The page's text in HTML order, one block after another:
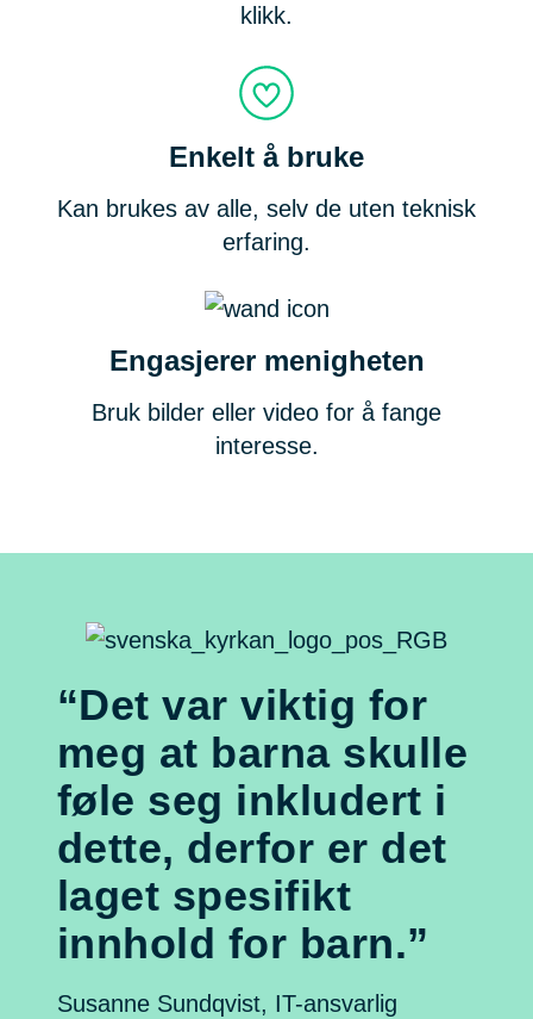
klikk.
Enkelt å bruke
Kan brukes av alle, selv de uten teknisk
erfaring.
Engasjerer menigheten
Bruk bilder eller video for å fange
interesse.
“Det var viktig for
meg at barna skulle
føle seg inkludert i
dette, derfor er det
laget spesifikt
innhold for barn.”
Susanne Sundqvist, IT-ansvarlig